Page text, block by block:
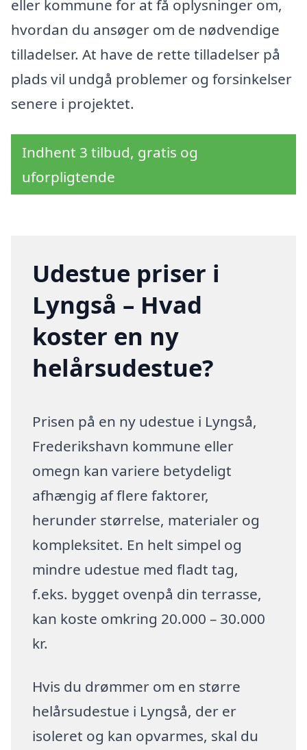
eller kommune for at få oplysninger om,
hvordan du ansøger om de nødvendige
tilladelser. At have de rette tilladelser på
plads vil undgå problemer og forsinkelser
senere i projektet.
Indhent 3 tilbud, gratis og
uforpligtende
Udestue priser i
Lyngså – Hvad
koster en ny
helårsudestue?
Prisen på en ny udestue i Lyngså,
Frederikshavn kommune eller
omegn kan variere betydeligt
afhængig af flere faktorer,
herunder størrelse, materialer og
kompleksitet. En helt simpel og
mindre udestue med fladt tag,
f.eks. bygget ovenpå din terrasse,
kan koste omkring 20.000 – 30.000
kr.
Hvis du drømmer om en større
helårsudestue i Lyngså, der er
isoleret og kan opvarmes, skal du